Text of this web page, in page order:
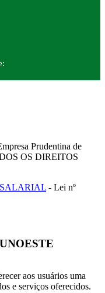
Prudentina de
OS DIREITOS
- Lei nº
aos usuários uma
e serviços oferecidos.